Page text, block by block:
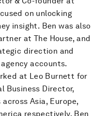
on unlocking
insight. Ben was also
at The House, and
direction and
accounts.
at Leo Burnett for
Business Director,
Asia, Europe,
respectively. Ben